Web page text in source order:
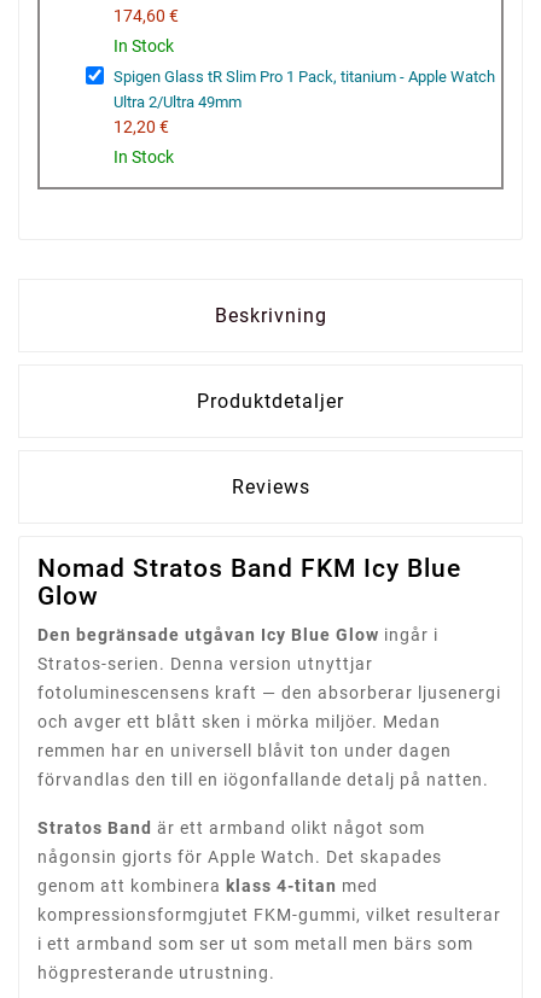
174,60 €
In Stock
Spigen Glass tR Slim Pro 1 Pack, titanium - Apple Watch
Ultra 2/Ultra 49mm
12,20 €
In Stock
Beskrivning
Produktdetaljer
Reviews
Nomad Stratos Band FKM Icy Blue
Glow
Den begränsade utgåvan Icy Blue Glow ingår i
Stratos-serien. Denna version utnyttjar
fotoluminescensens kraft — den absorberar ljusenergi
och avger ett blått sken i mörka miljöer. Medan
remmen har en universell blåvit ton under dagen
förvandlas den till en iögonfallande detalj på natten.
Stratos Band är ett armband olikt något som
någonsin gjorts för Apple Watch. Det skapades
genom att kombinera klass 4-titan med
kompressionsformgjutet FKM-gummi, vilket resulterar
i ett armband som ser ut som metall men bärs som
högpresterande utrustning.